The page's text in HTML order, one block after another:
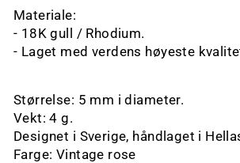
Materiale:
- 18K gull / Rhodium.
- Laget med verdens høyeste
Størrelse: 5 mm i diameter.
Vekt: 4 g.
Designet i Sverige, håndlaget i
Farge: Vintage rose